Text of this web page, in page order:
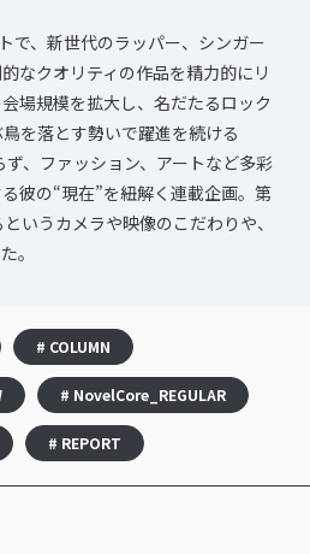
で、新世代のラッパー、シンガー
なクオリティの作品を精力的にリ
場規模を拡大し、名だたるロック
を落とす勢いで躍進を続ける
、ファッション、アートなど多彩
彼の“現在”を紐解く連載企画。第
いうカメラや映像のこだわりや、
。
# COLUMN
# NovelCore_REGULAR
# REPORT